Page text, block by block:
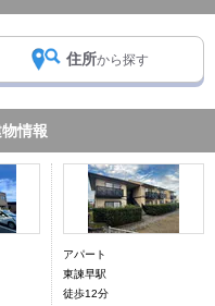
住所から探す
情報
アパート
東諫早駅
徒歩12分